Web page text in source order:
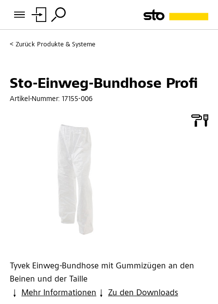
Zurück Produkte & Systeme
Sto-Einweg-Bundhose Profi
Artikel-Nummer: 17155-006
Tyvek Einweg-Bundhose mit Gummizügen an den
Beinen und der Taille
Mehr Informationen
Zu den Downloads